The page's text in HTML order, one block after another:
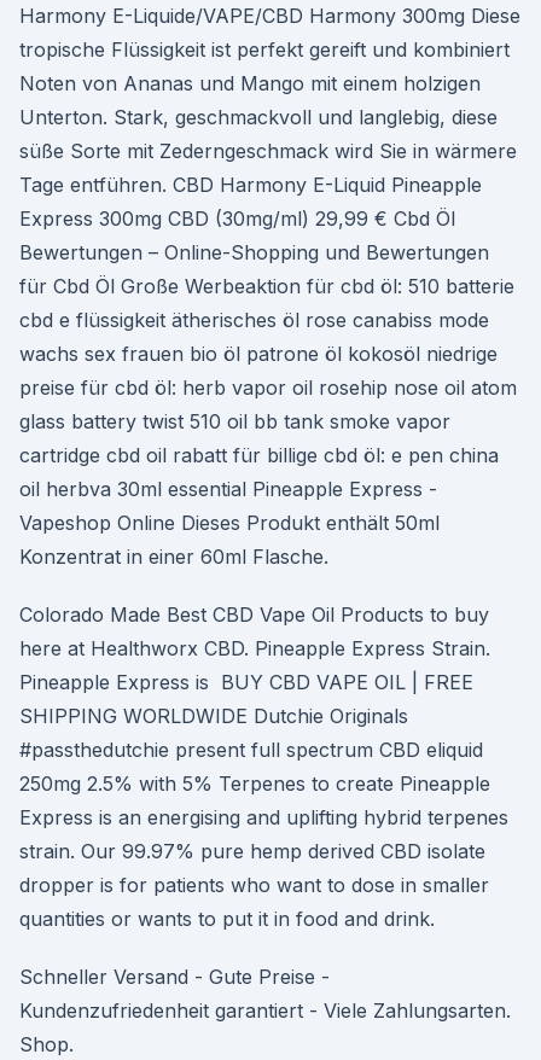
Harmony E-Liquide/VAPE/CBD Harmony 300mg Diese
tropische Flüssigkeit ist perfekt gereift und kombiniert
Noten von Ananas und Mango mit einem holzigen
Unterton. Stark, geschmackvoll und langlebig, diese
süße Sorte mit Zederngeschmack wird Sie in wärmere
Tage entführen. CBD Harmony E-Liquid Pineapple
Express 300mg CBD (30mg/ml) 29,99 € Cbd Öl
Bewertungen – Online-Shopping und Bewertungen
für Cbd Öl Große Werbeaktion für cbd öl: 510 batterie
cbd e flüssigkeit ätherisches öl rose canabiss mode
wachs sex frauen bio öl patrone öl kokosöl niedrige
preise für cbd öl: herb vapor oil rosehip nose oil atom
glass battery twist 510 oil bb tank smoke vapor
cartridge cbd oil rabatt für billige cbd öl: e pen china
oil herbva 30ml essential Pineapple Express -
Vapeshop Online Dieses Produkt enthält 50ml
Konzentrat in einer 60ml Flasche.
Colorado Made Best CBD Vape Oil Products to buy
here at Healthworx CBD. Pineapple Express Strain.
Pineapple Express is BUY CBD VAPE OIL | FREE
SHIPPING WORLDWIDE Dutchie Originals
#passthedutchie present full spectrum CBD eliquid
250mg 2.5% with 5% Terpenes to create Pineapple
Express is an energising and uplifting hybrid terpenes
strain. Our 99.97% pure hemp derived CBD isolate
dropper is for patients who want to dose in smaller
quantities or wants to put it in food and drink.
Schneller Versand - Gute Preise -
Kundenzufriedenheit garantiert - Viele Zahlungsarten.
Shop.